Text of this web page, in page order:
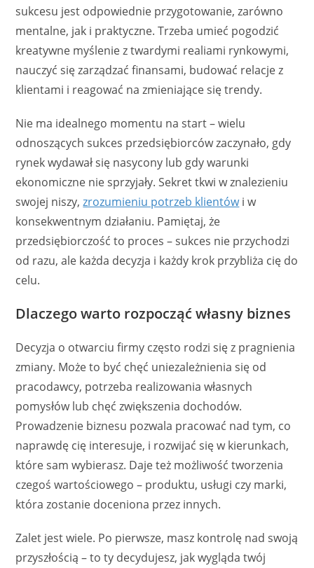
sukcesu jest odpowiednie przygotowanie, zarówno
mentalne, jak i praktyczne. Trzeba umieć pogodzić
kreatywne myślenie z twardymi realiami rynkowymi,
nauczyć się zarządzać finansami, budować relacje z
klientami i reagować na zmieniające się trendy.
Nie ma idealnego momentu na start – wielu
odnoszących sukces przedsiębiorców zaczynało, gdy
rynek wydawał się nasycony lub gdy warunki
ekonomiczne nie sprzyjały. Sekret tkwi w znalezieniu
swojej niszy,zrozumieniu potrzeb klientówi w
konsekwentnym działaniu. Pamiętaj, że
przedsiębiorczość to proces – sukces nie przychodzi
od razu, ale każda decyzja i każdy krok przybliża cię do
celu.
Dlaczego warto rozpocząć własny biznes
Decyzja o otwarciu firmy często rodzi się z pragnienia
zmiany. Może to być chęć uniezależnienia się od
pracodawcy, potrzeba realizowania własnych
pomysłów lub chęć zwiększenia dochodów.
Prowadzenie biznesu pozwala pracować nad tym, co
naprawdę cię interesuje, i rozwijać się w kierunkach,
które sam wybierasz. Daje też możliwość tworzenia
czegoś wartościowego – produktu, usługi czy marki,
która zostanie doceniona przez innych.
Zalet jest wiele. Po pierwsze, masz kontrolę nad swoją
przyszłością – to ty decydujesz, jak wygląda twój